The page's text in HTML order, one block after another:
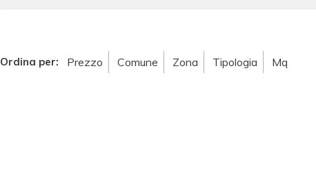
Ordina per: Prezzo Comune Zona Tipologia Mq